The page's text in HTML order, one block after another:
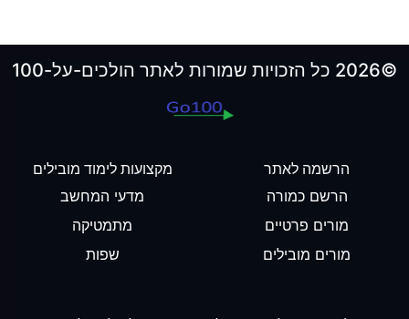
©2026 כל הזכויות שמורות לאתר הולכים-על-100
הרשמה לאתר
הרשם כמורה
מורים פרטיים
מורים מובילים
מקצועות לימוד מובילים
מדעי המחשב
מתמטיקה
שפות